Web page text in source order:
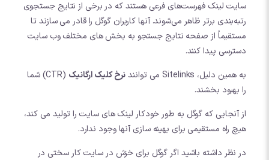
سایت لینک فهرست‌های فرعی هستند که در برخی از نتایج جستجوی
رتبه‌بندی برتر ظاهر می‌شوند. آنها کاربران گوگل را قادر می سازند تا
مستقیماً از صفحه نتایج جستجو به بخش های مختلف وب سایت
دسترسی پیدا کنند.
به همین دلیل، Sitelinks می توانند
نرخ کلیک ارگانیک
(CTR) شما
را بهبود بخشند.
از آنجایی که گوگل به طور خودکار لینک های سایت را تولید می کند،
هیچ راه مستقیمی برای بهینه سازی آنها وجود ندارد.
در نظر داشته باشید اگر گوگل برای خزش در سایت کار سختی در